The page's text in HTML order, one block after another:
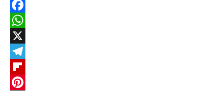
Facebook
WhatsApp
X
Telegram
Flipboard